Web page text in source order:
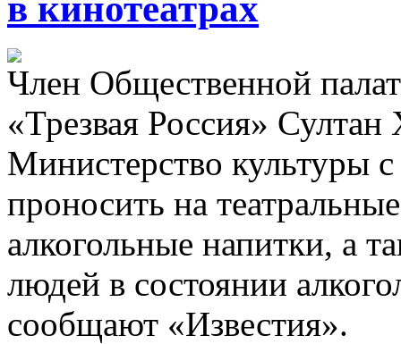
Член Общественной
«Трезвая Россия»
Министерство культуры
проносить на
алкогольные напитки, а
людей в состоянии
сообщают «Известия».